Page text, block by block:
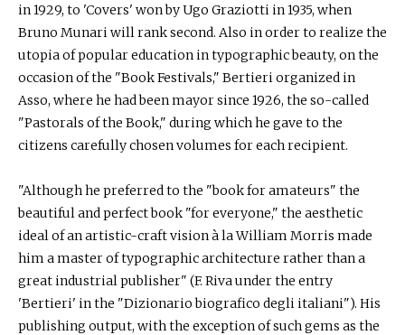
in 1929, to 'Covers' won by Ugo Graziotti in 1935, when
Bruno Munari will rank second. Also in order to realize the
utopia of popular education in typographic beauty, on the
occasion of the "Book Festivals," Bertieri organized in
Asso, where he had been mayor since 1926, the so-called
"Pastorals of the Book," during which he gave to the
citizens carefully chosen volumes for each recipient.
"Although he preferred to the "book for amateurs" the
beautiful and perfect book "for everyone," the aesthetic
ideal of an artistic-craft vision à la William Morris made
him a master of typographic architecture rather than a
great industrial publisher" (F. Riva under the entry
'Bertieri' in the "Dizionario biografico degli italiani"). His
publishing output, with the exception of such gems as the